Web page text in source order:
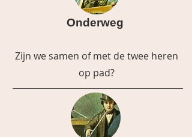
Onderweg
Zijn we samen of met de twee heren
op pad?